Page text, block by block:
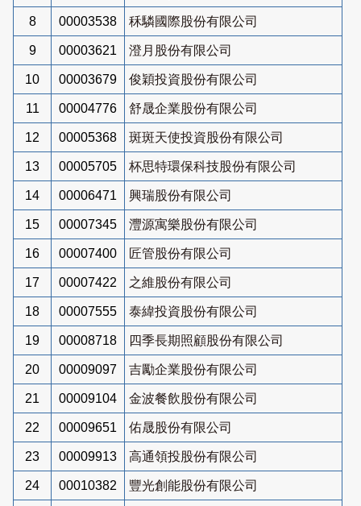
8 00003538 秝驎國際股份有限公司
9 00003621 澄月股份有限公司
10 00003679 俊穎投資股份有限公司
11 00004776 舒晟企業股份有限公司
12 00005368 斑斑天使投資股份有限公司
13 00005705 杯思特環保科技股份有限公司
14 00006471 興瑞股份有限公司
15 00007345 灃源寓樂股份有限公司
16 00007400 匠管股份有限公司
17 00007422 之維股份有限公司
18 00007555 泰緯投資股份有限公司
19 00008718 四季長期照顧股份有限公司
20 00009097 吉勵企業股份有限公司
21 00009104 金波餐飲股份有限公司
22 00009651 佑晟股份有限公司
23 00009913 高通領投股份有限公司
24 00010382 豐光創能股份有限公司